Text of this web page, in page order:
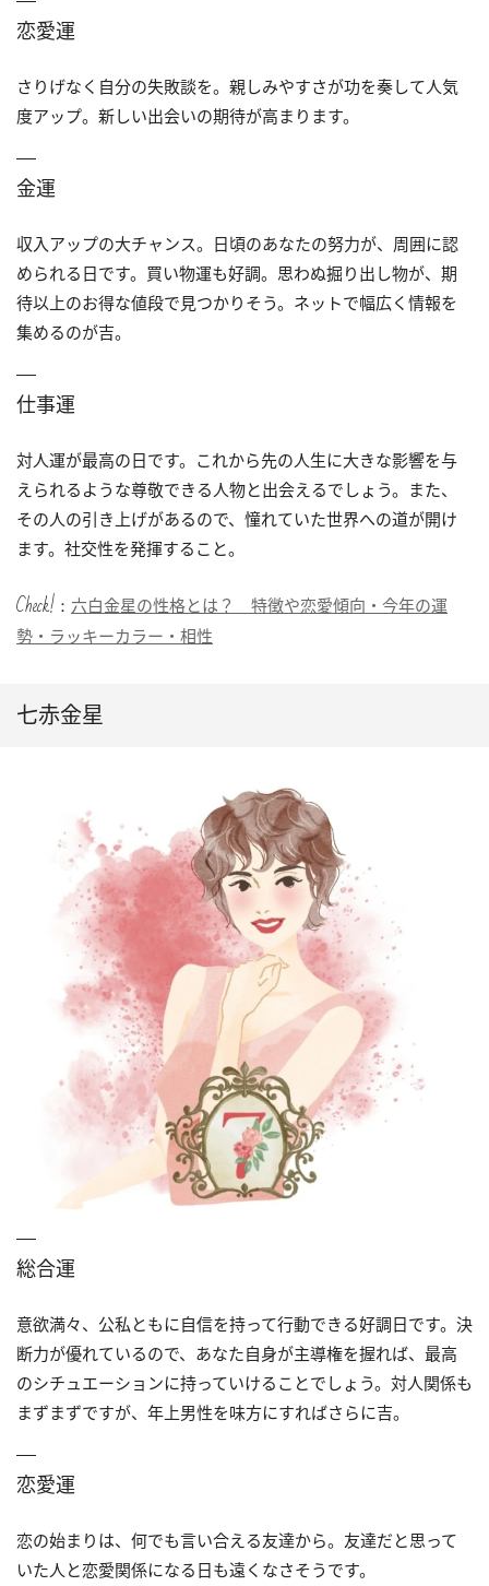
恋愛運
さりげなく自分の失敗談を。親しみやすさが功を奏して人気
度アップ。新しい出会いの期待が高まります。
金運
収入アップの大チャンス。日頃のあなたの努力が、周囲に認
められる日です。買い物運も好調。思わぬ掘り出し物が、期
待以上のお得な値段で見つかりそう。ネットで幅広く情報を
集めるのが吉。
仕事運
対人運が最高の日です。これから先の人生に大きな影響を与
えられるような尊敬できる人物と出会えるでしょう。また、
その人の引き上げがあるので、憧れていた世界への道が開け
ます。社交性を発揮すること。
Check!： 六白金星の性格とは？ 特徴や恋愛傾向・今年の運
勢・ラッキーカラー・相性
七赤金星
総合運
意欲満々、公私ともに自信を持って行動できる好調日です。決
断力が優れているので、あなた自身が主導権を握れば、最高
のシチュエーションに持っていけることでしょう。対人関係も
まずまずですが、年上男性を味方にすればさらに吉。
恋愛運
恋の始まりは、何でも言い合える友達から。友達だと思って
いた人と恋愛関係になる日も遠くなさそうです。